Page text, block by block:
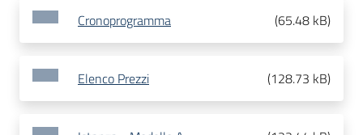
Cronoprogramma (65.48 kB)
Elenco Prezzi (128.73 kB)